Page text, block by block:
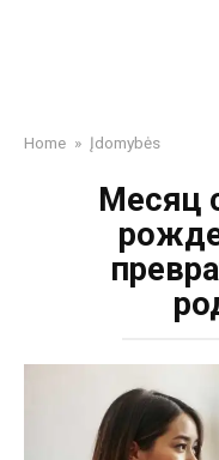
Home » Įdomybės
Месяц